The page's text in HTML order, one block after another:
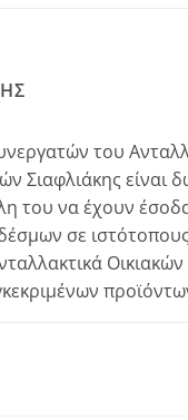
του
Σιαφλιάκης είναι
του να έχουν
σε